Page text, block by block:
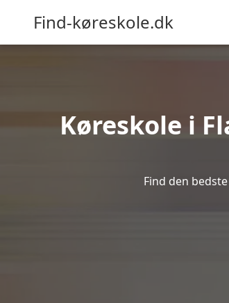
Find-køreskole.dk
Køreskole i
Find den